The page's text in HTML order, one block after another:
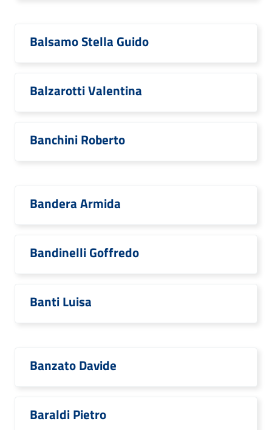
Balsamo Stella Guido
Balzarotti Valentina
Banchini Roberto
Bandera Armida
Bandinelli Goffredo
Banti Luisa
Banzato Davide
Baraldi Pietro